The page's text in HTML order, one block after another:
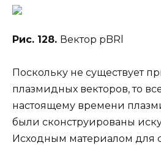
Рис. 128. Вектор pBRl
Поскольку не существует
плазмидных векторов, то
настоящему времени
были сконструированы
Исходным материалом для